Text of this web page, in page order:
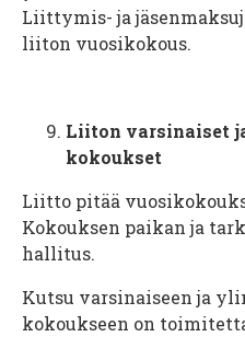
Liittymis- ja
liiton vuosikokous.
Liiton varsinaiset
kokoukset
Liitto pitää
Kokouksen paikan ja
hallitus.
Kutsu varsinaiseen ja
kokoukseen on